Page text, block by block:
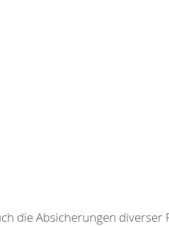
die Absicherungen